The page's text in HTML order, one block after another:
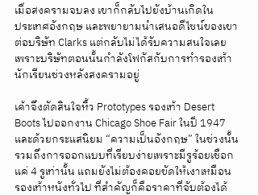
เมื่อสงครามจบลง เขาก็กลับไปยังบ้านเกิดใน
ประเทศอังกฤษ และพยายามนำเสนอดีไซน์ของเขา
ต่อบริษัท Clarks แต่กลับไม่ได้รับความสนใจเลย
เพราะบริษัทตอนนั้นกำลังโฟกัสกับการทำรองเท้า
นักเรียนช่วงหลังสงครามอยู่
เค้าจึงตัดสินใจหิ้ว Prototypes รองเท้า Desert
Boots ไปออกงาน Chicago Shoe Fair ในปี 1947
และด้วยกระแสนิยม “ความเป็นอังกฤษ” ในช่วงนั้น
รวมถึงการออกแบบที่เรียบง่ายเพราะมีรูร้อยเชือก
แค่ 4 รูเท่านั้น แถมยังไม่ต้องคอยขัดให้เงาเหมือน
รองเท้าหนังทั่วไป ที่สำคัญก็คือราคาที่จับต้องได้